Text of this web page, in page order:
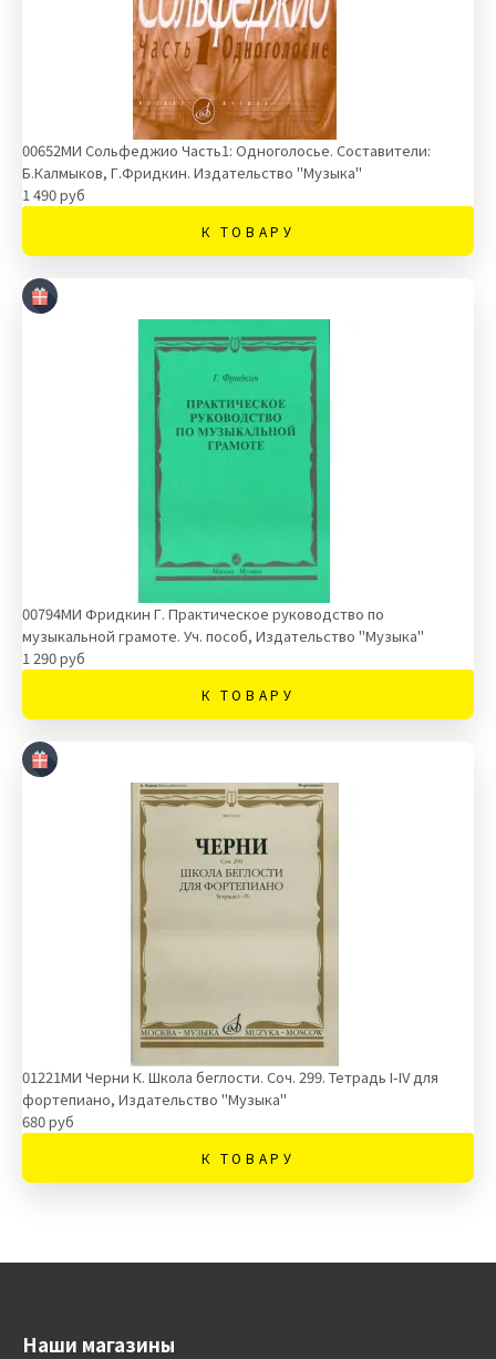
00652МИ Сольфеджио Часть1: Одноголосье. Составители:
Б.Калмыков, Г.Фридкин. Издательство "Музыка"
1 490 руб
К ТОВАРУ
00794МИ Фридкин Г. Практическое руководство по
музыкальной грамоте. Уч. пособ, Издательство "Музыка"
1 290 руб
К ТОВАРУ
01221МИ Черни К. Школа беглости. Соч. 299. Тетрадь I-IV для
фортепиано, Издательство "Музыка"
680 руб
К ТОВАРУ
Наши магазины